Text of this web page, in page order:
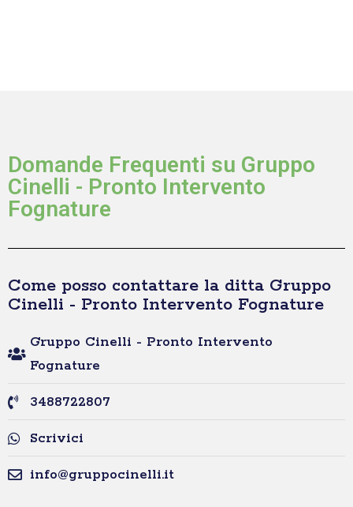
Domande Frequenti su Gruppo
Cinelli - Pronto Intervento
Fognature
Come posso contattare la ditta Gruppo
Cinelli - Pronto Intervento Fognature
Gruppo Cinelli - Pronto Intervento
Fognature
3488722807
Scrivici
info@gruppocinelli.it